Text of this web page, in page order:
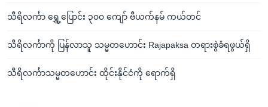
သီရိလင်္ကာ ရွှေ့ပြောင်း ၃၀၀ ကျော် ဗီယက်နမ် ကယ်တင်
သီရိလင်္ကာကို ပြန်လာသူ သမ္မတဟောင်း Rajapaksa တရားစွဲခံရဖွယ်ရှိ
သီရိလင်္ကာသမ္မတဟောင်း ထိုင်းနိုင်ငံကို ရောက်ရှိ